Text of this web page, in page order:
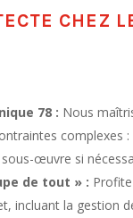
CHEZ
78 : Nous
complexes :
œuvre si
de tout » :
incluant la gestion